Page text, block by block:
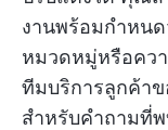
งานพร้อมกำหน
หมวดหมู่หรือคว
ทีมบริการลูกค้า
สำหรับคำถามที่